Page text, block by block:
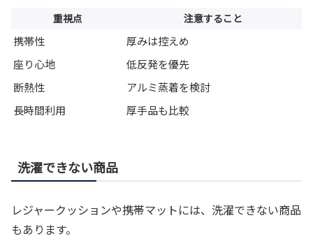
重視点 注意すること
携帯性
厚みは控えめ
座り心地
低反発を優先
断熱性
アルミ蒸着を検討
長時間利用
厚手品も比較
洗濯できない商品
レジャークッションや携帯マットには、洗濯できない商品
もあります。